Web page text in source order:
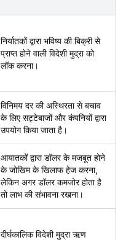
निर्यातकों द्वारा भविष्य की बिक्री से
प्राप्त होने वाली विदेशी मुद्रा को
लॉक करना।
विनिमय दर की अस्थिरता से बचाव
के लिए सट्टेबाजों और कंपनियों द्वारा
उपयोग किया जाता है।
आयातकों द्वारा डॉलर के मजबूत होने
के जोखिम के खिलाफ हेज करना,
लेकिन अगर डॉलर कमजोर होता है
तो लाभ की संभावना रखना।
दीर्घकालिक विदेशी मुद्रा ऋण